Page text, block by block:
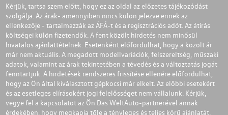
Kérjük, tartsa szem előtt, hogy ez az oldal az előzetes tájékozódást
szolgálja. Az árak- amennyiben nincs külön jelezve ennek az
ellenkezője - tartalmazzák az ÁFÁ-t és a regisztrációs adót. Az átírás
költségei külön fizetendők. A fent közölt hirdetés nem minősül
hivatalos ajánlattételnek. Esetenként előfordulhat, hogy a közölt ár
már nem aktuális. A megadott modellvariációk, felszereltség, műszaki
adatok, valamint az árak tekintetében a tévedés és a változtatás jogát
fenntartjuk. A hirdetések rendszeres frissítése ellenére előfordulhat,
hogy az Ön által kiválasztott gépkocsi már elkelt. Az előbbi esetekért
és az esetleges elírásokért jogi felelősséget nem vállalunk. Kérjük,
vegye fel a kapcsolatot az Ön Das WeltAuto-partnerével annak
érdekében, hogy megkapja tőle a tényleges és teljes körű ajánlatát.